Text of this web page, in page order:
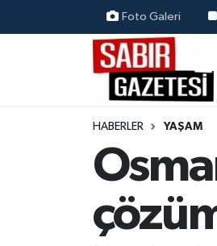
Foto Galeri
HABERLER YAŞAM
ÖZEL HABER
MAGAZİN
EKONOMİ
Osmaniye Nöbetçi
Osmaniye Hava Durumu
Osmaniye Trafik Yoğunluk
Süper Lig Puan Durumu ve
Tüm Manşetler